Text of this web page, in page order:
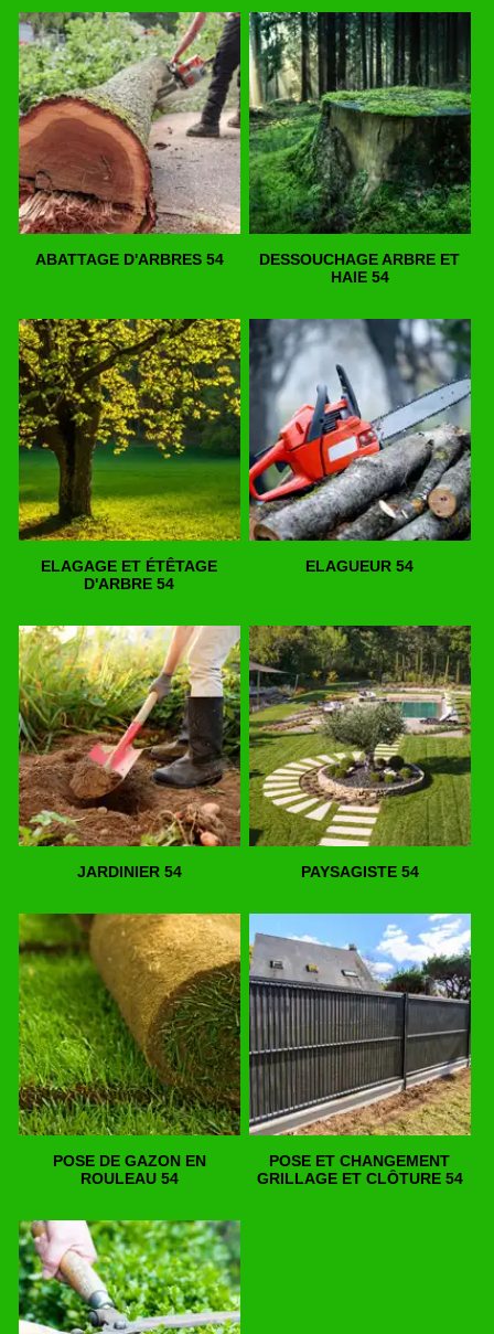
ABATTAGE D'ARBRES 54
DESSOUCHAGE ARBRE ET
HAIE 54
ELAGAGE ET ÉTÊTAGE
D'ARBRE 54
ELAGUEUR 54
JARDINIER 54 PAYSAGISTE 54
POSE DE GAZON EN
ROULEAU 54
POSE ET CHANGEMENT
GRILLAGE ET CLÔTURE 54